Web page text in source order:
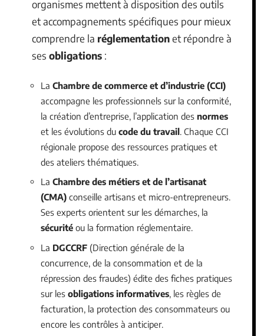
organismes mettent à disposition des outils
et accompagnements spécifiques pour mieux
comprendre la réglementationet répondre à
ses obligations :
La Chambre de commerce et d’industrie (CCI)
accompagne les professionnels sur la conformité,
la création d’entreprise, l’application des normes
et les évolutions du code du travail. Chaque CCI
régionale propose des ressources pratiques et
des ateliers thématiques.
La Chambre des métiers et de l’artisanat
(CMA) conseille artisans et micro-entrepreneurs.
Ses experts orientent sur les démarches, la
sécurité ou la formation réglementaire.
La DGCCRF (Direction générale de la
concurrence, de la consommation et de la
répression des fraudes) édite des fiches pratiques
sur les obligations informatives, les règles de
facturation, la protection des consommateurs ou
encore les contrôles à anticiper.